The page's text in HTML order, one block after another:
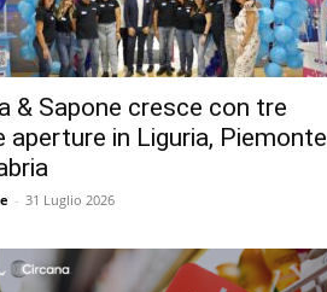
& Sapone cresce con tre
aperture in Liguria, Piemonte
- 31 Luglio 2026